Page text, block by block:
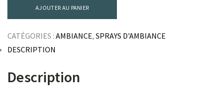
AJOUTER AU PANIER
CATÉGORIES : AMBIANCE, SPRAYS D'AMBIANCE
DESCRIPTION
Description